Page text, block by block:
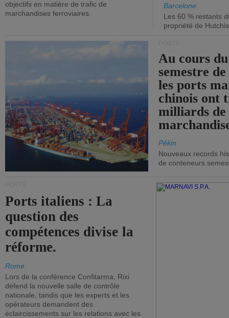
objectifs en matière de trafic de
marchandises ferroviaires.
Barcelone
Les 60 % restants
propriété de
Au cours
semestre
les ports
chinois ont
milliards de
Pékin
Nouveaux records
de conteneurs
Ports italiens : La
question des
compétences divise la
réforme.
Rome
Lors de la conférence Confitarma, Rixi
défend la nouvelle salle de contrôle
nationale, tandis que les experts et les
opérateurs demandent des
éclaircissements sur les relations avec les